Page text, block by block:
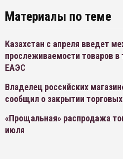
Материалы по теме
Казахстан с апреля введет
прослеживаемости товаров в
ЕАЭС
Владелец российских
сообщил о закрытии
«Прощальная» распродажа
июля